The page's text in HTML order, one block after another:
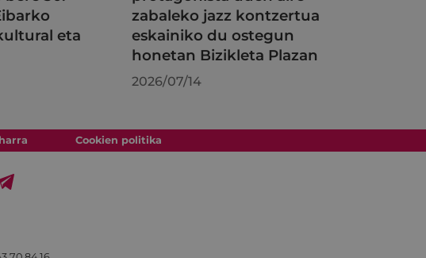
eta
zabaleko jazz kontzertua
eskainiko du ostegun
honetan Bizikleta Plazan
2026/07/14
Cookien politika